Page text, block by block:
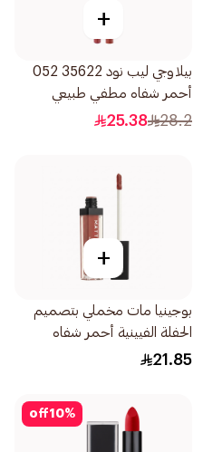
+
بيلاوجي ليب نود 35622 052
أحمر شفاه مطفي طبيعي
1قطعة
28.2
25.38
+
بوجينيا مات مخملي بتصميم
الحفلة الفيينية أحمر شفاه
1قطعة
21.85
10%
off